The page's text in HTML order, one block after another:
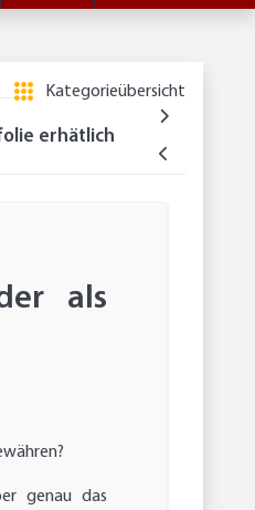
erhätlich
Kategorieübersicht
als
genau das